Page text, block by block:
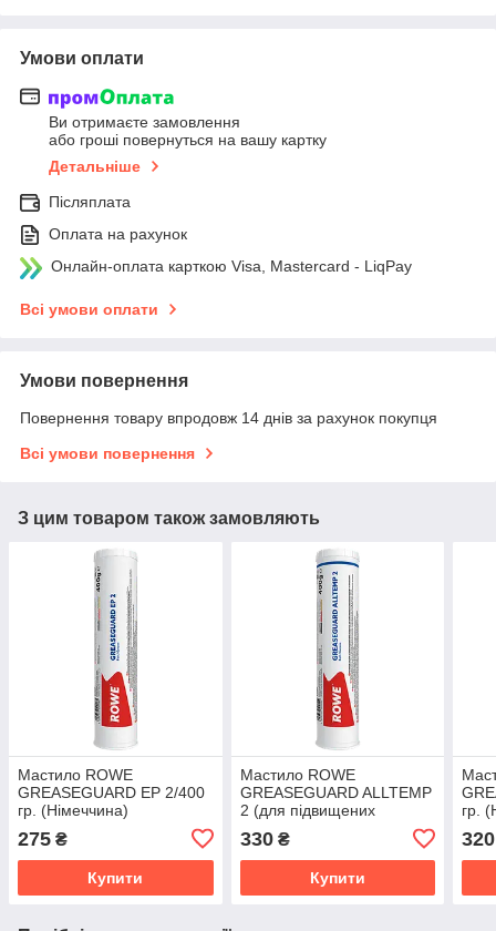
Умови оплати
Ви отримаєте замовлення
або гроші повернуться на вашу картку
Детальніше
Післяплата
Оплата на рахунок
Онлайн-оплата карткою Visa, Mastercard - LiqPay
Всі умови оплати
Умови повернення
Повернення товару впродовж 14 днів за рахунок покупця
Всі умови повернення
З цим товаром також замовляють
Мастило ROWE
GREASEGUARD EP 2/400
гр. (Німеччина)
275 ₴
Купити
Мастило ROWE
GREASEGUARD ALLTEMP
2 (для підвищених
(Німеччина)
330₴
Купити
гр.
320